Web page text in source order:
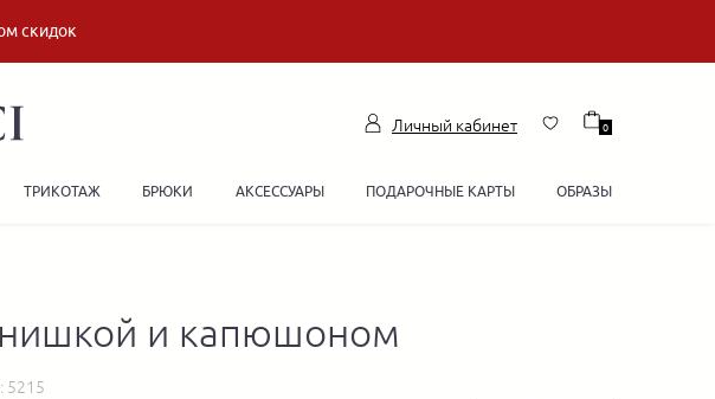
скидок
Личный кабинет 0
ТРИКОТАЖ БРЮКИ АКСЕССУАРЫ ПОДАРОЧНЫЕ КАРТЫ ОБРАЗЫ
и капюшоном
5215